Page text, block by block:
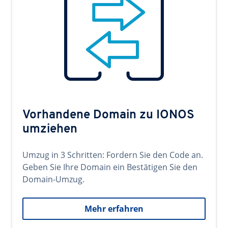
Vorhandene Domain zu IONOS
umziehen
Umzug in 3 Schritten: Fordern Sie den Code an.
Geben Sie Ihre Domain ein Bestätigen Sie den
Domain-Umzug.
Mehr erfahren